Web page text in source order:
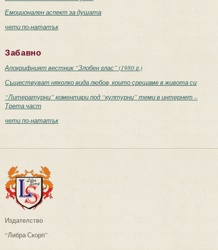
Емоционален аспект за душата
чети по-нататък
Забавно
Апокрифният вестник “Злобен глас” (1980 г.)
Съществуват няколко вида любов, които срещаме в живота си
“Литературни” коментари под “културни” теми в интернет –
Трета част
чети по-нататък
Издателство
“Либра Скорп”